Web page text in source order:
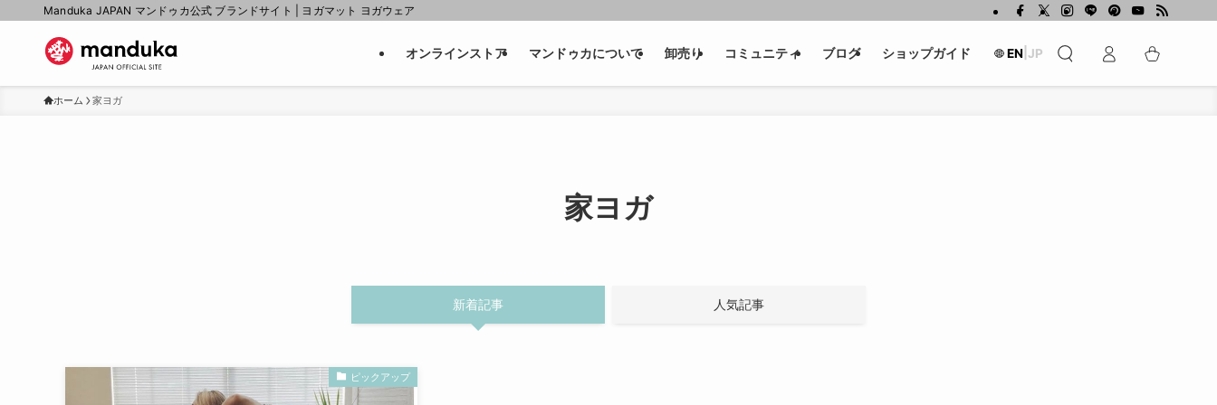
Manduka JAPAN マンドゥカ公式 ブランドサイト | ヨガマット ヨガウェア
オンラインストア マンドゥカについて 卸売り コミュニティ ブログ ショップガイド EN JP
ホーム 家ヨガ
家ヨガ
新着記事 人気記事
ピックアップ